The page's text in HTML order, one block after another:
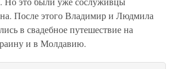
После этого Владимир и Людмила
в свадебное путешествие на
и в Молдавию.